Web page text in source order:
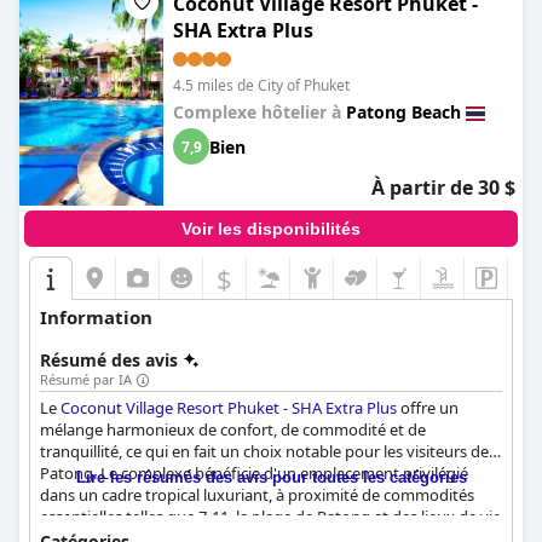
(Andamantra Resort and Villa Phuket)est un choix solide pour
ceux qui recherchent un hôtel avec un incroyable espace piscine
dans un bel endroit.
SHA Extra Plus
4.5 miles de City of Phuket
Complexe hôtelier à Patong Beach
7,9 Bien
À partir de 30 $
Voir les disponibilités
$
Information
Résumé des avis
Résumé par IA
LeCoconut Village Resort Phuket - SHA Extra Plusoffre un
mélange harmonieux de confort, de commodité et de
tranquillité, ce qui en fait un choix notable pour les visiteurs de
Patong. Le complexe bénéficie d'un emplacement privilégié
dans un cadre tropical luxuriant, à proximité de commodités
essentielles telles que 7-11, la plage de Patong et des lieux de vie
Lire les résumés des avis pour toutes les catégories